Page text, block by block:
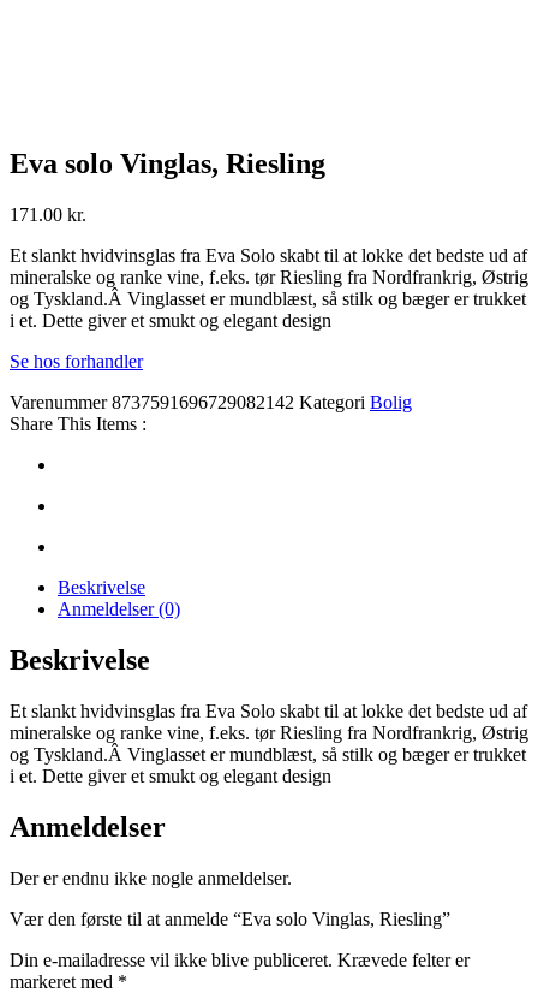
Eva solo Vinglas, Riesling
171.00 kr.
Et slankt hvidvinsglas fra Eva Solo skabt til at lokke det bedste ud af
mineralske og ranke vine, f.eks. tør Riesling fra Nordfrankrig, Østrig
og Tyskland.Â Vinglasset er mundblæst, så stilk og bæger er trukket
i et. Dette giver et smukt og elegant design
Se hos forhandler
Varenummer8737591696729082142 Kategori Bolig
Share This Items :
Beskrivelse
Anmeldelser (0)
Beskrivelse
Et slankt hvidvinsglas fra Eva Solo skabt til at lokke det bedste ud af
mineralske og ranke vine, f.eks. tør Riesling fra Nordfrankrig, Østrig
og Tyskland.Â Vinglasset er mundblæst, så stilk og bæger er trukket
i et. Dette giver et smukt og elegant design
Anmeldelser
Der er endnu ikke nogle anmeldelser.
Vær den første til at anmelde “Eva solo Vinglas, Riesling”
Din e-mailadresse vil ikke blive publiceret. Krævede felter er
markeret med *